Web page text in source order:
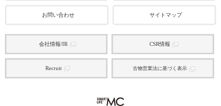
⑥ 個人情報の利用目的の変更に対する通知をし、同意を得るため
⑦ その他、お客様から本ポリシーや別途の規定で同意をいただい
(2)お取引先(法人のお客様の場合はその役職員の皆様)に関する個人
① 業務上必要なご連絡、契約の履行、商談等のため
② 取引先情報の管理のため
① 会社法に基づく権利の行使、義務の履行
お問い合わせ サイトマップ
会社情報/IR CSR情報
Recruit 古物営業法に基づく表示